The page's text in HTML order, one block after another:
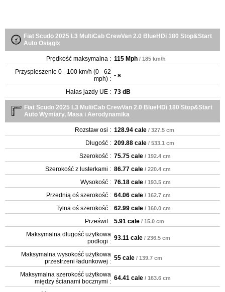
Fiat Scudo 2025 L3 MultiCab CrewVan 2.0 BlueHDi 180 Stop&Start
Auto Osiągix
Prędkość maksymalna : 115 Mph / 185 km/h
Przyspieszenie 0 - 100 km/h (0 - 62
mph) : - s
Hałas jazdy UE : 73 dB
Fiat Scudo 2025 L3 MultiCab CrewVan 2.0 BlueHDi 180 Stop&Start
Auto Wymiary, Masa i Aerodynamika
Rozstaw osi : 128.94 cale / 327.5 cm
Długość : 209.88 cale / 533.1 cm
Szerokość : 75.75 cale / 192.4 cm
Szerokość z lusterkami : 86.77 cale / 220.4 cm
Wysokość : 76.18 cale / 193.5 cm
Przednią oś szerokość : 64.06 cale / 162.7 cm
Tylna oś szerokość : 62.99 cale / 160.0 cm
Prześwit : 5.91 cale / 15.0 cm
Maksymalna długość użytkowa
podłogi : 93.11 cale / 236.5 cm
Maksymalna wysokość użytkowa
przestrzeni ładunkowej : 55 cale / 139.7 cm
Maksymalna szerokość użytkowa
między ścianami bocznymi : 64.41 cale / 163.6 cm